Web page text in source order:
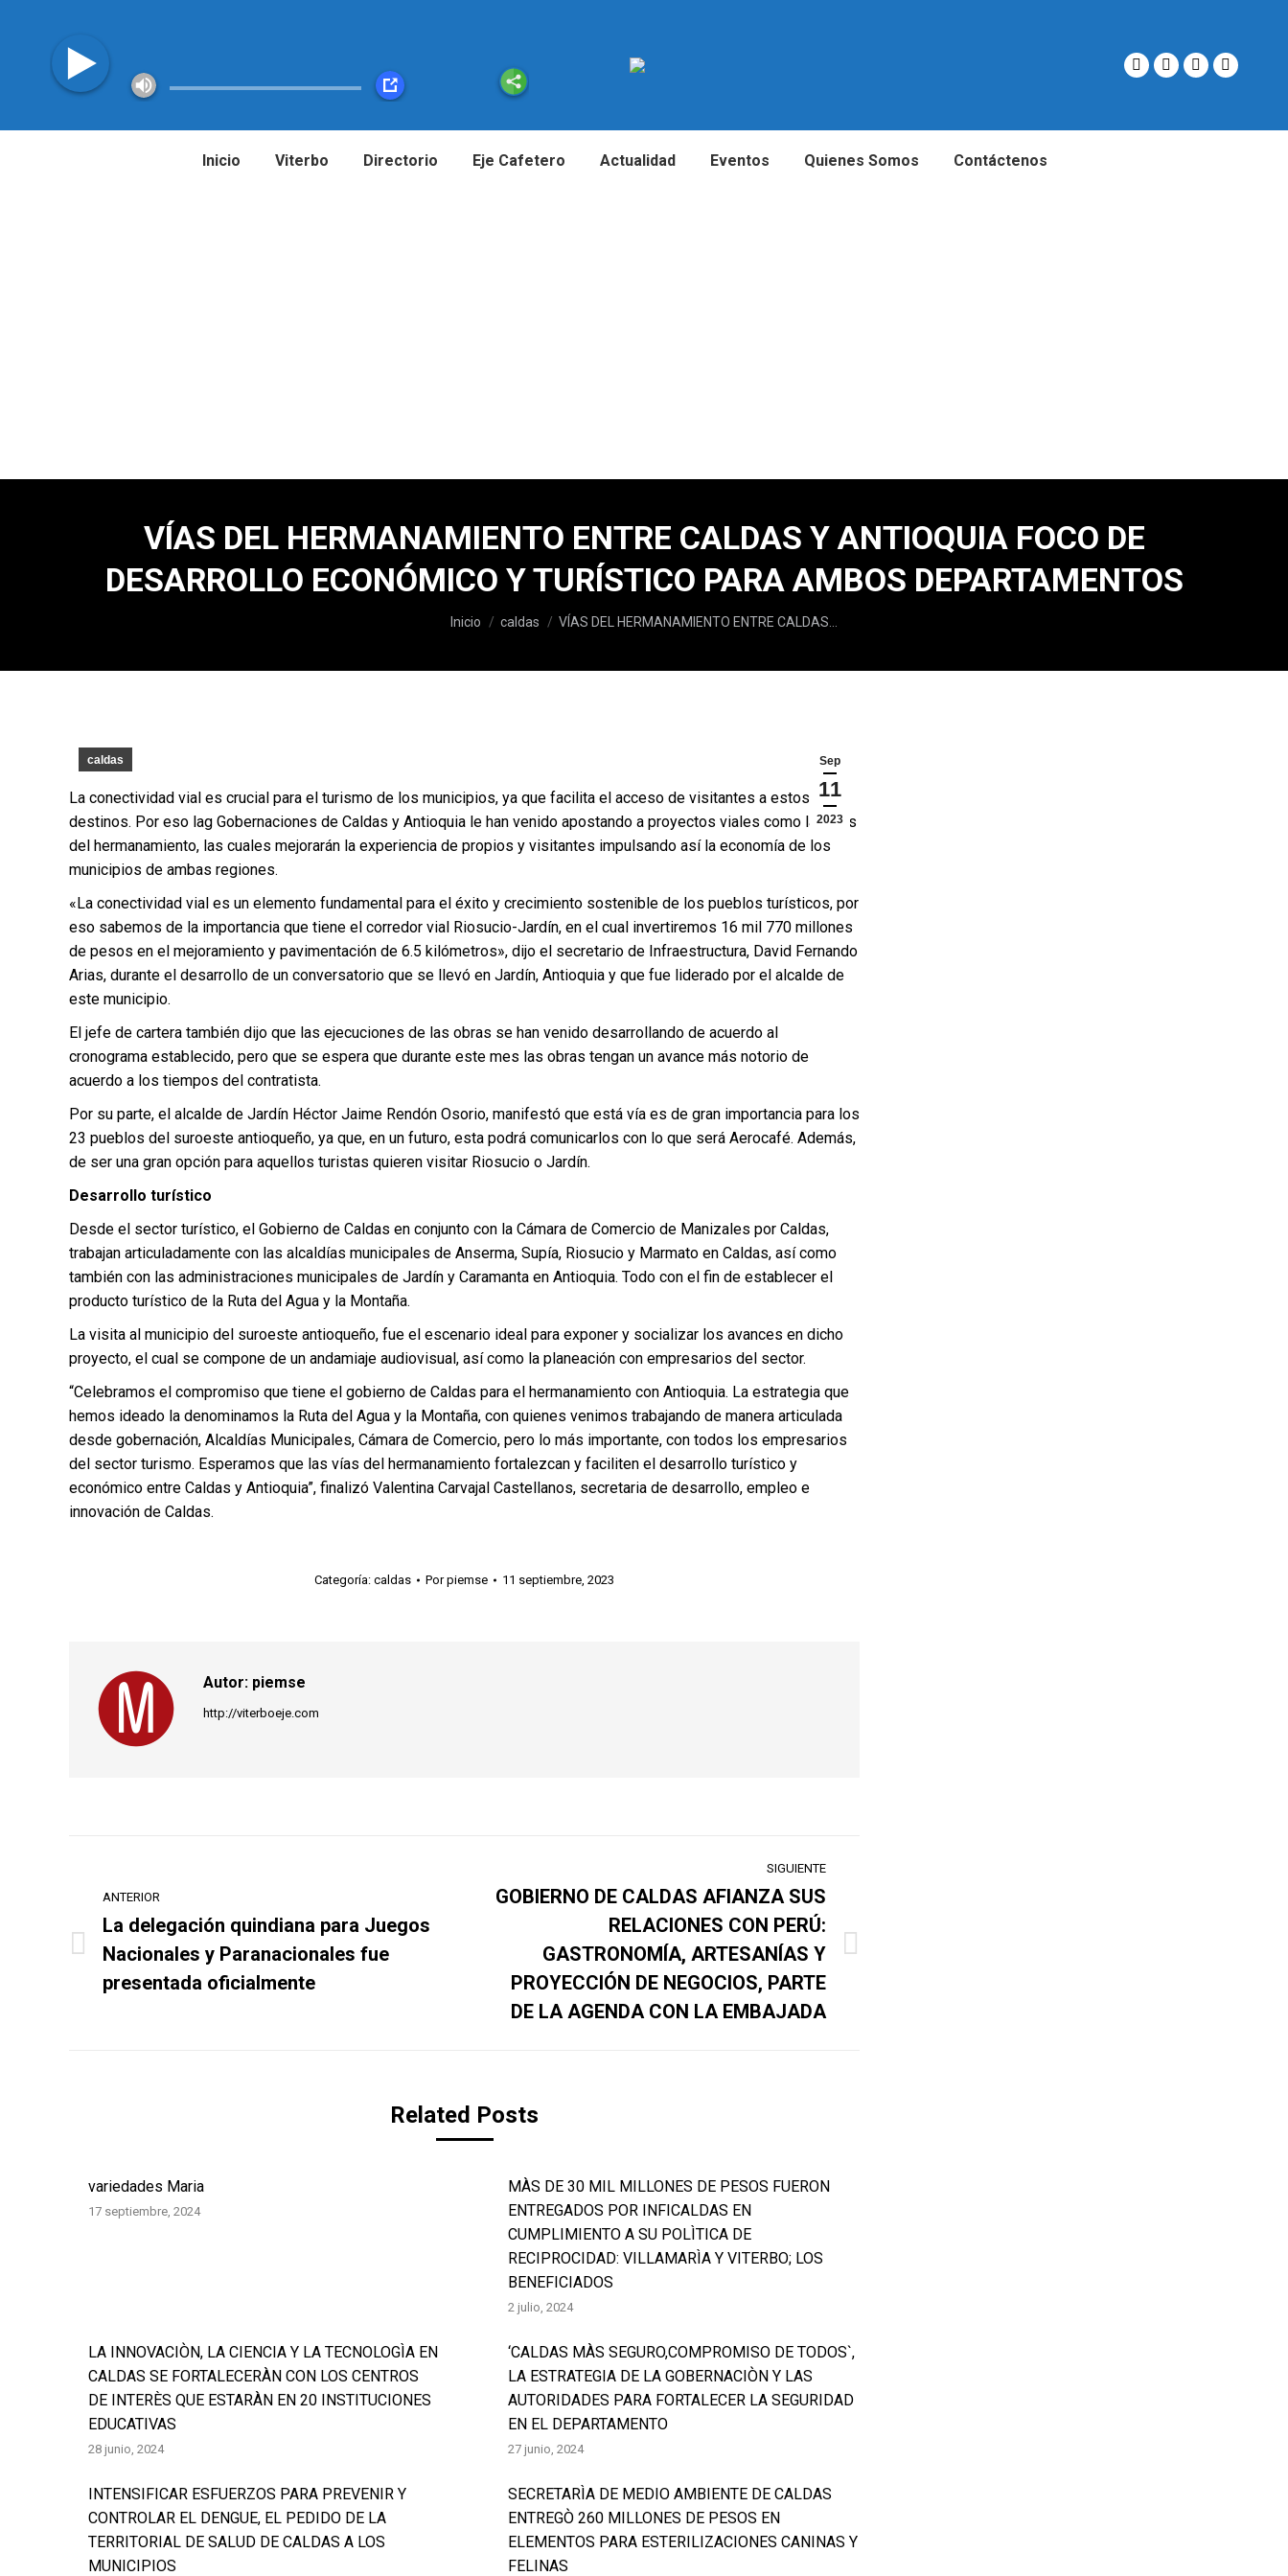
Inicio Viterbo Directorio Eje Cafetero Actualidad Eventos Quienes Somos Contáctenos
VÍAS DEL HERMANAMIENTO ENTRE CALDAS Y ANTIOQUIA FOCO DE
DESARROLLO ECONÓMICO Y TURÍSTICO PARA AMBOS DEPARTAMENTOS
Estás aquí:
Inicio caldas VÍAS DEL HERMANAMIENTO ENTRE CALDAS…
Sep
11
2023
caldas
La conectividad vial es crucial para el turismo de los municipios, ya que facilita el acceso de visitantes a estos
destinos. Por eso lag Gobernaciones de Caldas y Antioquia le han venido apostando a proyectos viales como las vías
del hermanamiento, las cuales mejorarán la experiencia de propios y visitantes impulsando así la economía de los
municipios de ambas regiones.
«La conectividad vial es un elemento fundamental para el éxito y crecimiento sostenible de los pueblos turísticos, por
eso sabemos de la importancia que tiene el corredor vial Riosucio-Jardín, en el cual invertiremos 16 mil 770 millones
de pesos en el mejoramiento y pavimentación de 6.5 kilómetros», dijo el secretario de Infraestructura, David Fernando
Arias, durante el desarrollo de un conversatorio que se llevó en Jardín, Antioquia y que fue liderado por el alcalde de
este municipio.
El jefe de cartera también dijo que las ejecuciones de las obras se han venido desarrollando de acuerdo al
cronograma establecido, pero que se espera que durante este mes las obras tengan un avance más notorio de
acuerdo a los tiempos del contratista.
Por su parte, el alcalde de Jardín Héctor Jaime Rendón Osorio, manifestó que está vía es de gran importancia para los
23 pueblos del suroeste antioqueño, ya que, en un futuro, esta podrá comunicarlos con lo que será Aerocafé. Además,
de ser una gran opción para aquellos turistas quieren visitar Riosucio o Jardín.
Desarrollo turístico
Desde el sector turístico, el Gobierno de Caldas en conjunto con la Cámara de Comercio de Manizales por Caldas,
trabajan articuladamente con las alcaldías municipales de Anserma, Supía, Riosucio y Marmato en Caldas, así como
también con las administraciones municipales de Jardín y Caramanta en Antioquia. Todo con el fin de establecer el
producto turístico de la Ruta del Agua y la Montaña.
La visita al municipio del suroeste antioqueño, fue el escenario ideal para exponer y socializar los avances en dicho
proyecto, el cual se compone de un andamiaje audiovisual, así como la planeación con empresarios del sector.
“Celebramos el compromiso que tiene el gobierno de Caldas para el hermanamiento con Antioquia. La estrategia que
hemos ideado la denominamos la Ruta del Agua y la Montaña, con quienes venimos trabajando de manera articulada
desde gobernación, Alcaldías Municipales, Cámara de Comercio, pero lo más importante, con todos los empresarios
del sector turismo. Esperamos que las vías del hermanamiento fortalezcan y faciliten el desarrollo turístico y
económico entre Caldas y Antioquia”, finalizó Valentina Carvajal Castellanos, secretaria de desarrollo, empleo e
innovación de Caldas.
Categoría: caldas Porpiemse 11 septiembre, 2023
Autor: piemse
http://viterboeje.com
entre
publicaciones
ANTERIOR
Publicación
anterior:
La delegación quindiana para Juegos
Nacionales y Paranacionales fue
presentada oficialmente
SIGUIENTE
Publicación
siguiente:
GOBIERNO DE CALDAS AFIANZA SUS
RELACIONES CON PERÚ:
GASTRONOMÍA, ARTESANÍAS Y
PROYECCIÓN DE NEGOCIOS, PARTE
DE LA AGENDA CON LA EMBAJADA
Related Posts
variedades Maria
17 septiembre, 2024
MÀS DE 30 MIL MILLONES DE PESOS FUERON
ENTREGADOS POR INFICALDAS EN
CUMPLIMIENTO A SU POLÌTICA DE
RECIPROCIDAD: VILLAMARÌA Y VITERBO; LOS
BENEFICIADOS
2 julio, 2024
LA INNOVACIÒN, LA CIENCIA Y LA TECNOLOGÌA EN
CALDAS SE FORTALECERÀN CON LOS CENTROS
DE INTERÈS QUE ESTARÀN EN 20 INSTITUCIONES
EDUCATIVAS
28 junio, 2024
‘CALDAS MÀS SEGURO,COMPROMISO DE TODOS`,
LA ESTRATEGIA DE LA GOBERNACIÒN Y LAS
AUTORIDADES PARA FORTALECER LA SEGURIDAD
EN EL DEPARTAMENTO
27 junio, 2024
INTENSIFICAR ESFUERZOS PARA PREVENIR Y
CONTROLAR EL DENGUE, EL PEDIDO DE LA
TERRITORIAL DE SALUD DE CALDAS A LOS
MUNICIPIOS
SECRETARÌA DE MEDIO AMBIENTE DE CALDAS
ENTREGÒ 260 MILLONES DE PESOS EN
ELEMENTOS PARA ESTERILIZACIONES CANINAS Y
FELINAS